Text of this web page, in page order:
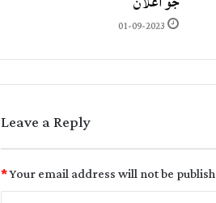
01-09-2023
Leave a Reply
Your email address will not be
*